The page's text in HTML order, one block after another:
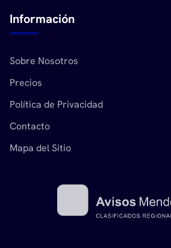
Información
Sobre Nosotros
Precios
Política de Privacidad
Contacto
Mapa del Sitio